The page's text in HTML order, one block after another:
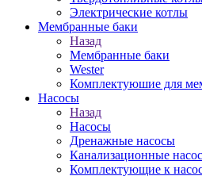
Электрические котлы
Мембранные баки
Назад
Мембранные баки
Wester
Комплектуюшие для
Насосы
Назад
Насосы
Дренажные насосы
Канализационные
Комплектующие к